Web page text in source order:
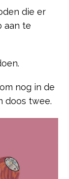
die er
aan te
nog in de
doos twee.